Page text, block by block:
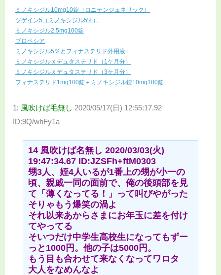
ミノキシジル10mg10錠（ロニテンジェネリック）
ツゲイン5（ミノキシジル5%）
ミノキシジル2.5mg100錠
プロペシア
ミノキシジル5％とフィナステリド外用液
ミノキシジル x デュタステリド（1ケ月分）
ミノキシジル x デュタステリド（3ケ月分）
フィナステリド1mg100錠＋ミノキシジル錠10mg100錠
1: 風吹けば毛無し 2020/05/17(日) 12:55:17.92
ID:9Q/whFy1a
14 風吹けば名無し 2020/03/03(火)
19:47:34.67 ID:JZSFh+ftM0303
甥3人、姪4人いるが1番上の甥が小一の
頃、親戚一同の面前で、俺の後頭部を見
て「薄くなってる！」って叫びやがった
そりゃもう爆笑の渦よ
それ以来あからさまにお年玉に差を付け
てやってる
そいつだけ中学生高校生になってもずー
っと1000円。他の子は5000円。
もう目も合わせて来なくなってワロタ
大人をなめんなよ